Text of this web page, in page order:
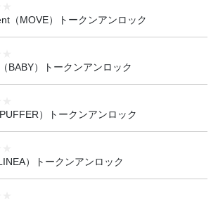
（MOVE）トークンアンロック
BABY）トークンアンロック
）トークンアンロック
）トークンアンロック